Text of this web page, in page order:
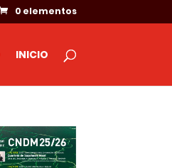
0 elementos
INICIO